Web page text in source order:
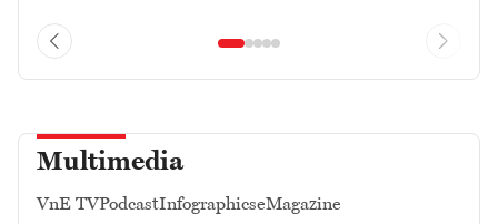
Multimedia
VnE TVPodcastInfographics